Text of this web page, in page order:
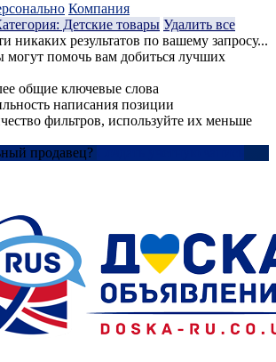
Компания
Детские товары Удалить все
никаких результатов по вашему запросу...
помочь вам добиться лучших
общие ключевые слова
написания позиции
фильтров, используйте их меньше
продавец?